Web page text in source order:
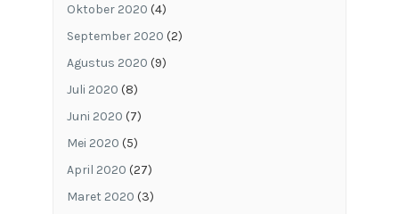
Oktober 2020 (4)
September 2020 (2)
Agustus 2020 (9)
Juli 2020 (8)
Juni 2020 (7)
Mei 2020 (5)
April 2020 (27)
Maret 2020 (3)